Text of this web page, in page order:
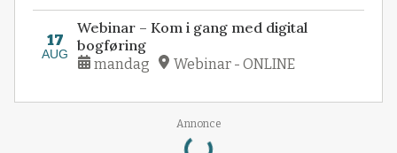
17
AUG
Webinar – Kom i gang med digital
bogføring
mandag Webinar - ONLINE
Annonce
Loading...